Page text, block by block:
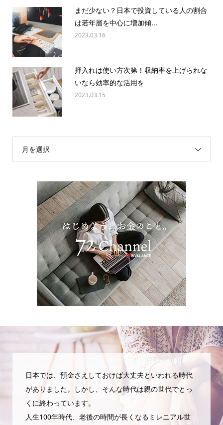
まだ少ない？日本で投資している人の割合
は若年層を中心に増加傾...
2023.03.16
押入れは使い方次第！収納率を上げられな
いなら効率的な活用を
2023.03.15
月を選択
日本では、預金さえしておけば大丈夫といわれる時代
がありました。しかし、そんな時代は親の世代でとっ
くに終わっています。
人生100年時代、老後の時間が長くなるミレニアル世